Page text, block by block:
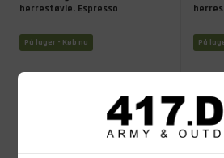
herrestøvle, Espresso
På lager - Køb nu På